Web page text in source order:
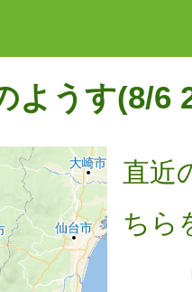
ようす(8/6
直近
ちら